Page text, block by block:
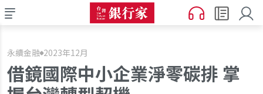
永續金融 2023年12月
借鏡國際中小企業淨零碳排 掌